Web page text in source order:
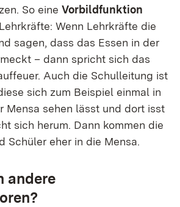
So eine Vorbildfunktion
Wenn Lehrkräfte die
sagen, dass das Essen in der
– dann spricht sich das
Auch die Schulleitung ist
sich zum Beispiel einmal in
Mensa sehen lässt und dort isst
sich herum. Dann kommen die
Schüler eher in die Mensa.
andere